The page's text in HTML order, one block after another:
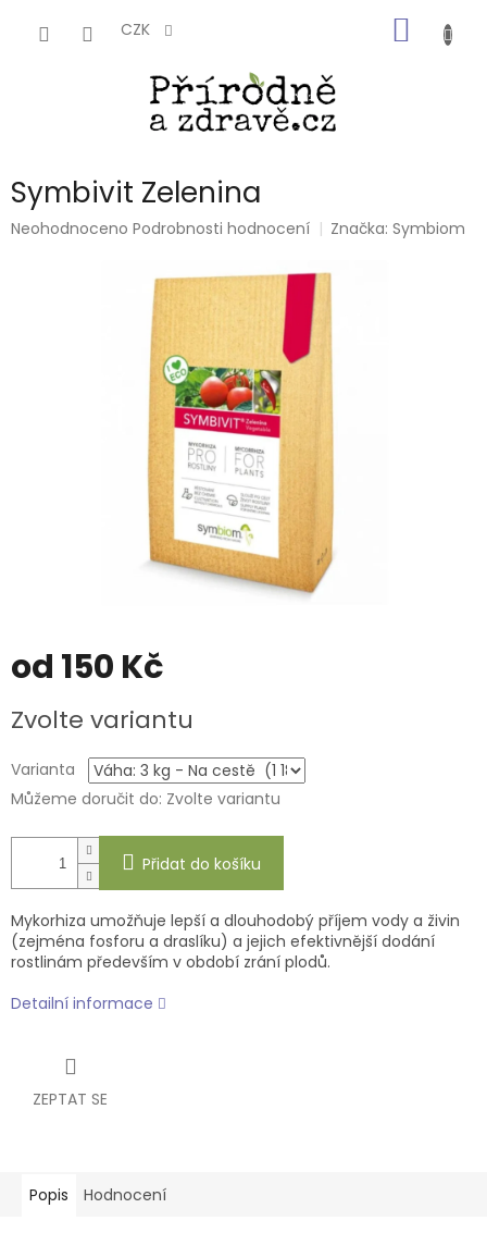
CZK
KOŠÍK
Symbivit Zelenina
Průměrné
Neohodnoceno Podrobnosti hodnocení Značka:Symbiom
od 150 Kč
cena:
Zvolte variantu
Varianta
Můžeme doručit do: Zvolte variantu
Přidat do košíku
Mykorhiza umožňuje lepší a dlouhodobý příjem vody a živin
(zejména fosforu a draslíku) a jejich efektivnější dodání
rostlinám především v období zrání plodů.
Detailní informace
ZEPTAT SE
Popis Hodnocení